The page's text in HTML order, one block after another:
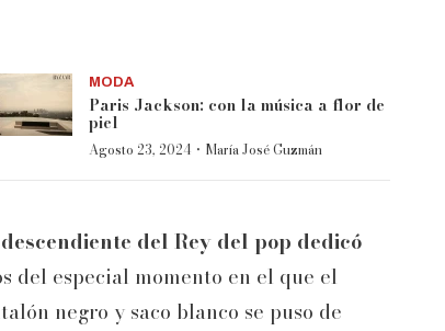
MODA
Paris Jackson: con la música a flor de
piel
Agosto 23, 2024 · María José Guzmán
del Rey del pop dedicó
del especial momento en el que el
negro y saco blanco se puso de